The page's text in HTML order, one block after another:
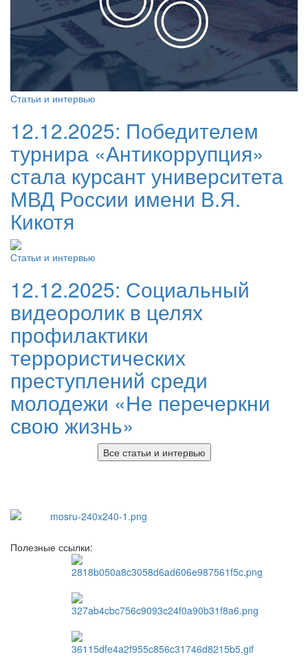
Статьи и интервью
12.12.2025: Победителем
турнира «Антикоррупция»
стала курсант университета
МВД России имени В.Я.
Кикотя
Статьи и интервью
12.12.2025: Социальный
видеоролик в целях
профилактики
террористических
преступлений среди
молодежи «Не перечеркни
свою жизнь»
Все статьи и интервью
Полезные ссылки: